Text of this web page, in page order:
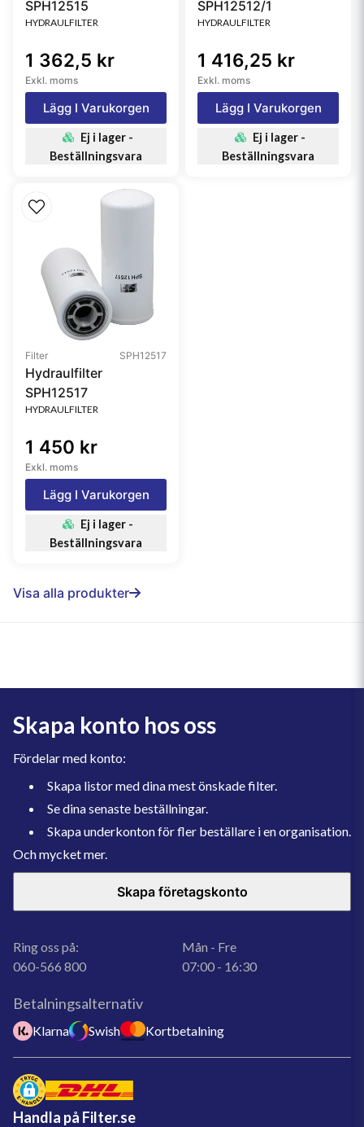
SPH12515
HYDRAULFILTER
1 362,5 kr
Exkl. moms
Lägg I Varukorgen
Ej i lager -
Beställningsvara
SPH12512/1
HYDRAULFILTER
1 416,25 kr
Exkl. moms
Lägg I Varukorgen
Ej i lager -
Beställningsvara
Filter SPH12517
Hydraulfilter
SPH12517
HYDRAULFILTER
1 450 kr
Exkl. moms
Lägg I Varukorgen
Ej i lager -
Beställningsvara
Visa alla produkter
Skapa konto hos oss
Fördelar med konto:
Skapa listor med dina mest önskade filter.
Se dina senaste beställningar.
Skapa underkonton för fler beställare i en organisation.
Och mycket mer.
Skapa företagskonto
Ring oss på:
060-566 800
Mån - Fre
07:00 - 16:30
Betalningsalternativ
Klarna Swish Kortbetalning
Handla på Filter.se